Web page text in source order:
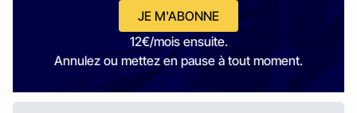
JE M'ABONNE
12€/mois ensuite.
Annulez ou mettez en pause à tout moment.